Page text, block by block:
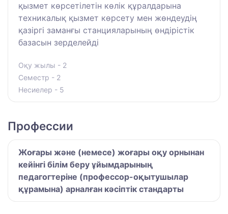
қызмет көрсетілетін көлік құралдарына
техникалық қызмет көрсету мен жөндеудің
қазіргі заманғы станцияларының өндірістік
базасын зерделейді
Оқу жылы - 2
Семестр - 2
Несиелер - 5
Профессии
Жоғары және (немесе) жоғары оқу орнынан
кейінгі білім беру ұйымдарының
педагогтеріне (профессор-оқытушылар
құрамына) арналған кәсіптік стандарты